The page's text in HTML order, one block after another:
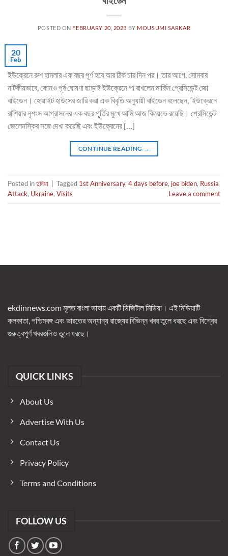
POSTED ON FEBRUARY 20, 2023 BY MOUSUMI SARKAR
20
Feb
ইউক্রেনে রুশ হামলার এক বছর পূর্ণ হবে আর ঠিক চার দিন পর। তার আগে, সোমবার
নাটকীয়ভাবে, কোনও পূর্ব ঘোষণা ছাড়াই ইউক্রেনে পা রাখলেন মার্কিন প্রেসিডেন্ট জো
বাইডেন। হোয়াইট হাউসের জারি করা এক বিবৃতি অনুযায়ী বাইডেন বলেছেন, ‘ইউক্রেনে
রাশিয়ার নৃশংস আগ্রাসনের এক বছর পূর্তির মুখে আমি আজ কিয়েভে রয়েছি। প্রেসিডেন্ট
জেলেনস্কির সঙ্গে দেখা করেছি এবং ইউক্রেনের […]
CONTINUE READING →
Posted inদুনিয়া Tagged 1st Anniversary, 4 days before, joe biden, Russia
Attack, Ukraine, Visits Leave a comment
ekdinnews.com মূলত বাংলা ভাষায় একটি ডিজিটাল মিডিয়া। এই মিডিয়াটি
কলকাতা, পশ্চিমবঙ্গ এবং ভারতের অন্যান্য রাজ্যের বিভিন্ন খবর তুলে ধরছে এবং বিশ্বের
গুরুত্বপূর্ণ খবরগুলিও তুলে ধরছে।
QUICK LINKS
About Us
Advertise With Us
Contact Us
Privacy Policy
Terms and Conditions
FOLLOW US